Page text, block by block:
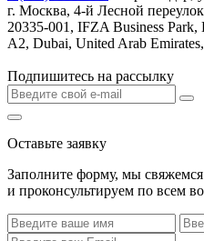
г. Москва, 4-й Лесной
20335-001, IFZA Business
A2, Dubai, United Arab
Подпишитесь на рассылку
Оставьте заявку
Заполните форму, мы
и проконсультируем по всем